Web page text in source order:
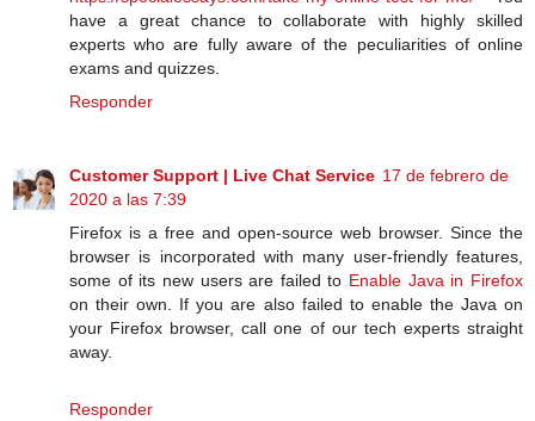
have a great chance to collaborate with highly skilled
experts who are fully aware of the peculiarities of online
exams and quizzes.
Responder
Customer Support | Live Chat Service 17 de febrero de
2020 a las 7:39
Firefox is a free and open-source web browser. Since the
browser is incorporated with many user-friendly features,
some of its new users are failed to Enable Java in Firefox
on their own. If you are also failed to enable the Java on
your Firefox browser, call one of our tech experts straight
away.
Responder